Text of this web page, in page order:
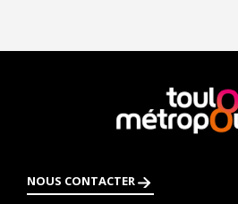
En
savoir
plus
NOUS CONTACTER